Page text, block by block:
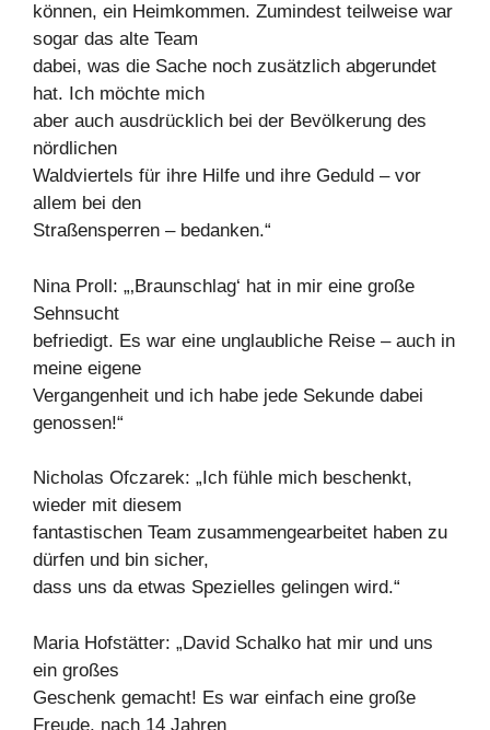
können, ein Heimkommen. Zumindest teilweise war
sogar das alte Team
dabei, was die Sache noch zusätzlich abgerundet
hat. Ich möchte mich
aber auch ausdrücklich bei der Bevölkerung des
nördlichen
Waldviertels für ihre Hilfe und ihre Geduld – vor
allem bei den
Straßensperren – bedanken.“
Nina Proll: „‚Braunschlag‘ hat in mir eine große
Sehnsucht
befriedigt. Es war eine unglaubliche Reise – auch in
meine eigene
Vergangenheit und ich habe jede Sekunde dabei
genossen!“
Nicholas Ofczarek: „Ich fühle mich beschenkt,
wieder mit diesem
fantastischen Team zusammengearbeitet haben zu
dürfen und bin sicher,
dass uns da etwas Spezielles gelingen wird.“
Maria Hofstätter: „David Schalko hat mir und uns
ein großes
Geschenk gemacht! Es war einfach eine große
Freude, nach 14 Jahren